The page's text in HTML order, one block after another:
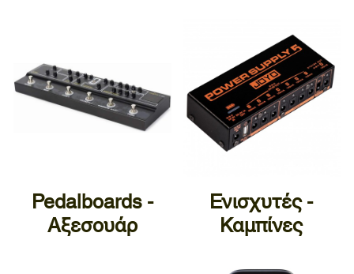
Pedalboards -
Αξεσουάρ
Ενισχυτές -
Καμπίνες